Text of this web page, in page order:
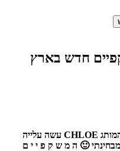
הקורונה כאן והעולם ממש לא נעצר 🙂 המותג CHLOE עשה עלייה
🙂 ה מ ש ק פ י י ם